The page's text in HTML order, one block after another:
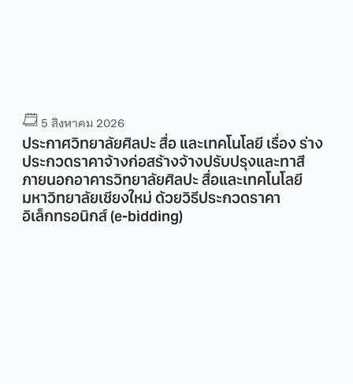
5 สิงหาคม 2026
ประกาศวิทยาลัยศิลปะ สื่อ และเทคโนโลยี เรื่อง ร่าง
ประกวดราคาจ้างก่อสร้างจ้างปรับปรุงและทาสี
ภายนอกอาคารวิทยาลัยศิลปะ สื่อและเทคโนโลยี
มหาวิทยาลัยเชียงใหม่ ด้วยวิธีประกวดราคา
อิเล็กทรอนิกส์ (e-bidding)